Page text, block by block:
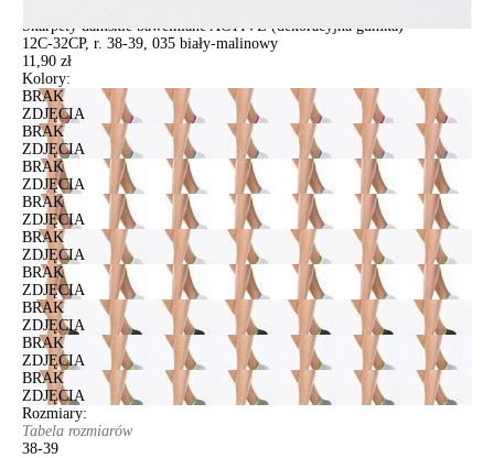
Skarpety damskie bawełniane ACTIVE (dekoracyjna gumka)
12С-32СP, r. 38-39, 035 biały-malinowy
11,90 zł
Kolory:
BRAK
ZDJĘCIA
BRAK
ZDJĘCIA
BRAK
ZDJĘCIA
BRAK
ZDJĘCIA
BRAK
ZDJĘCIA
BRAK
ZDJĘCIA
BRAK
ZDJĘCIA
BRAK
ZDJĘCIA
BRAK
ZDJĘCIA
Rozmiary:
Tabela rozmiarów
38-39